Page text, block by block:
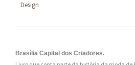
Design
Brasília Capital dos Criadores.